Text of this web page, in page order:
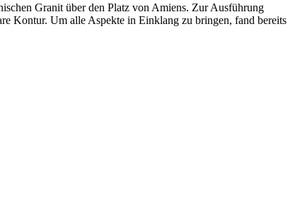
Granit über den Platz von Amiens. Zur Ausführung
Kontur. Um alle Aspekte in Einklang zu bringen, fand bereits